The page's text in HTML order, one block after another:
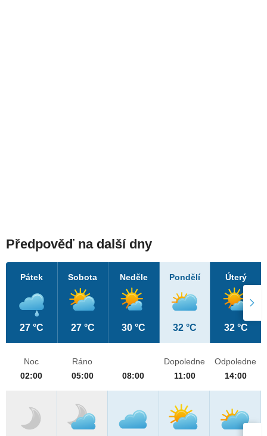
Předpověď na další dny
Pátek
27 °C
Sobota
27 °C
Neděle
30 °C
Pondělí
32 °C
Úterý
32 °C
Noc
02:00
Ráno
05:00
08:00
Dopoledne
11:00
Odpoledne
14:00